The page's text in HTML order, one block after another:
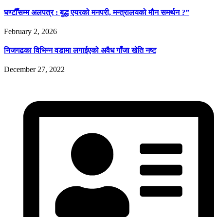
घण्टौँसम्म अलपत्र : बुद्ध एयरको मनपरी, मन्त्रालयको मौन समर्थन ?”
February 2, 2026
निजगढका विभिन्न वडामा लगाईएको अवैध गाँजा खेति नष्ट
December 27, 2022